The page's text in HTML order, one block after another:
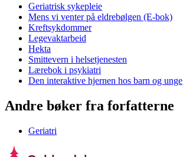
Geriatrisk sykepleie
Mens vi venter på eldrebølgen (E-bok)
Kreftsykdommer
Legevaktarbeid
Hekta
Smittevern i helsetjenesten
Lærebok i psykiatri
Den interaktive hjernen hos barn og unge
Andre bøker fra forfatterne
Geriatri